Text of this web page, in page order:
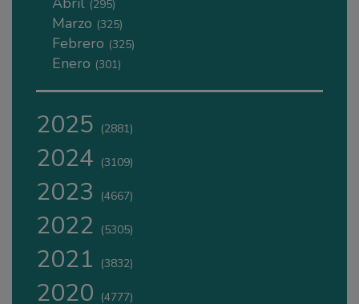
(295)
Marzo (325)
Febrero (325)
Enero (301)
2025 (2881)
2024 (3109)
2023 (4667)
2022 (5305)
2021 (3832)
2020 (4777)